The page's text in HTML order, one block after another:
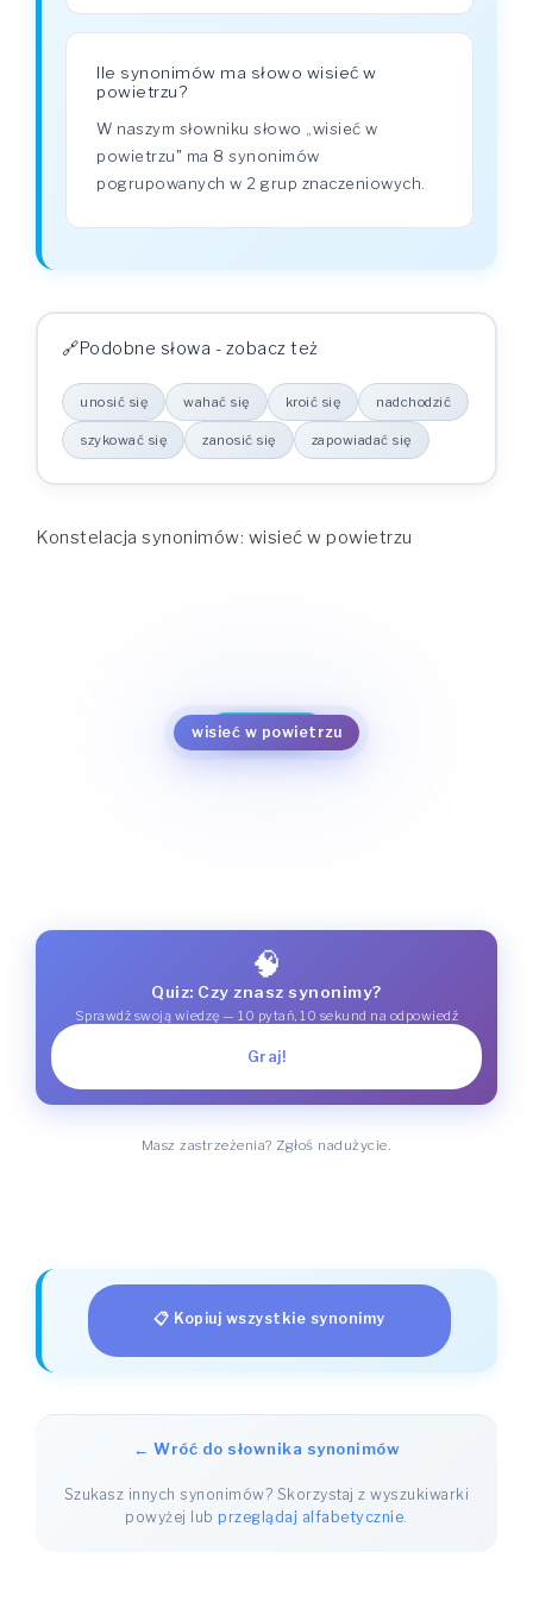
Ile synonimów ma słowo wisieć w
powietrzu?
W naszym słowniku słowo „wisieć w
powietrzu" ma 8 synonimów
pogrupowanych w 2 grup znaczeniowych.
Podobne słowa - zobacz też
unosić się wahać się kroić się nadchodzić
szykować się zanosić się zapowiadać się
Konstelacja synonimów: wisieć w powietrzu
wisieć w powietrzu
unosić się
wahać się
nadchodzić
szykować się
zanosić się
zapowiadać się
🧠
Quiz: Czy znasz synonimy?
Sprawdź swoją wiedzę — 10 pytań, 10 sekund na odpowiedź
Graj!
Masz zastrzeżenia? Zgłoś nadużycie.
📋 Kopiuj wszystkie synonimy
← Wróć do słownika synonimów
Szukasz innych synonimów? Skorzystaj z wyszukiwarki
powyżej lubprzeglądaj alfabetycznie